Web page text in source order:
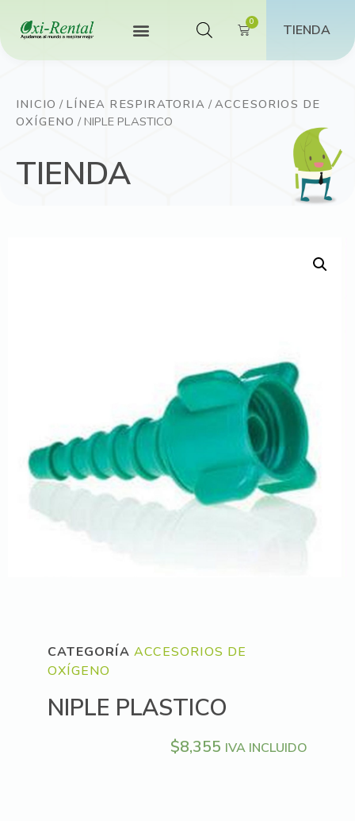
TIENDA
INICIO / LÍNEA RESPIRATORIA / ACCESORIOS DE
OXÍGENO / NIPLE PLASTICO
TIENDA
CATEGORÍA ACCESORIOS DE
OXÍGENO
NIPLE PLASTICO
$8,355 IVA INCLUIDO